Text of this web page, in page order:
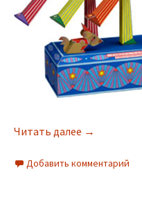
Читать далее →
Добавить комментарий